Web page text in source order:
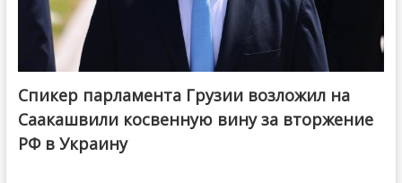
Спикер парламента Грузии возложил на
Саакашвили косвенную вину за вторжение
РФ в Украину